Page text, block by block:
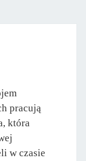
pracują
która
w czasie